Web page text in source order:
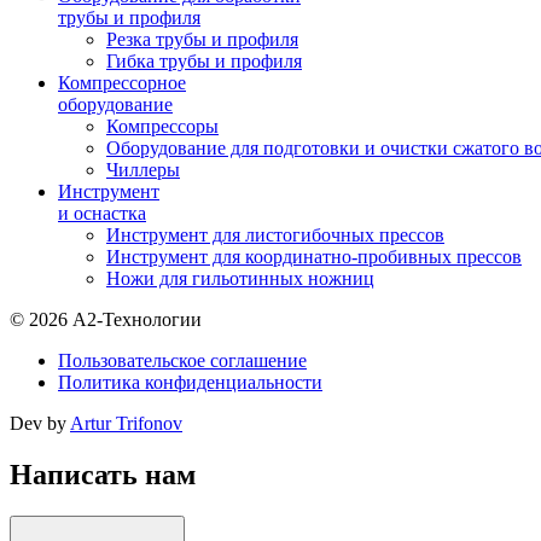
трубы и профиля
Резка трубы и профиля
Гибка трубы и профиля
Компрессорное
оборудование
Компрессоры
Оборудование для подготовки и очистки сжатого
Чиллеры
Инструмент
и оснастка
Инструмент для листогибочных прессов
Инструмент для координатно-пробивных прессов
Ножи для гильотинных ножниц
© 2026 А2-Технологии
Пользовательское соглашение
Политика конфиденциальности
Dev by Artur Trifonov
Написать нам